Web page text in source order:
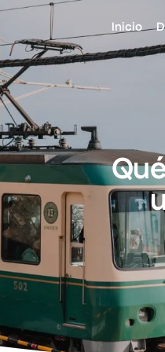
Inicio